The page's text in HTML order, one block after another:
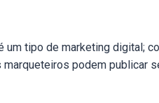
um tipo de marketing digital;
podem publicar